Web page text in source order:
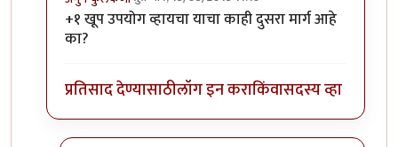
In reply toआयडी पुढे /authored लाउनbyअनुप ढेरे
+१ खूप उपयोग व्हायचा याचा काही दुसरा मार्ग आहे
का?
प्रतिसाद देण्यासाठीलॉग इन कराकिंवासदस्य व्हा